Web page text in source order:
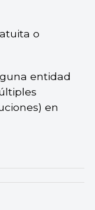
o
entidad
en